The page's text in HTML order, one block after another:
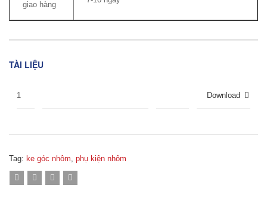
giao hàng
TÀI LIỆU
1 Download
Tag: ke góc nhôm, phụ kiện nhôm